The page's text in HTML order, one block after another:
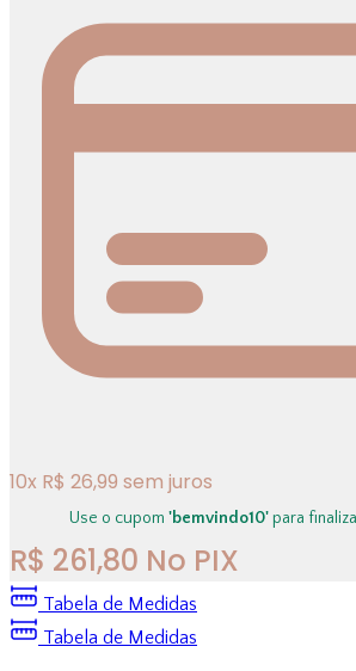
10x R$ 26,99 sem juros
Use o cupom 'bemvindo10'para
R$ 261,80 No PIX
Tabela de Medidas
Tabela de Medidas